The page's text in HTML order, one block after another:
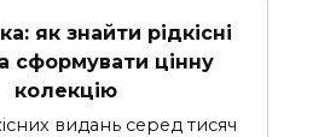
як знайти рідкісні
сформувати цінну
колекцію
видань серед тисяч